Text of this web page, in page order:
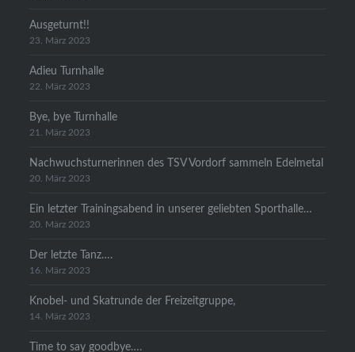
Ausgeturnt!!
23. März 2023
Adieu Turnhalle
22. März 2023
Bye, bye Turnhalle
21. März 2023
Nachwuchsturnerinnen des TSV Vordorf sammeln Edelmetal
20. März 2023
Ein letzter Trainingsabend in unserer geliebten Sporthalle…
20. März 2023
Der letzte Tanz….
16. März 2023
Knobel- und Skatrunde der Freizeitgruppe,
14. März 2023
Time to say goodbye….